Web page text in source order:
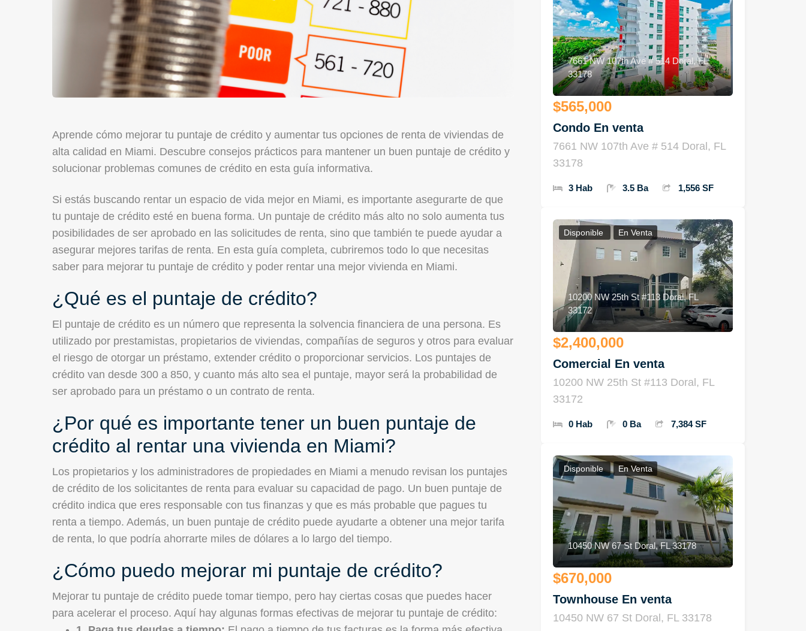
Aprende cómo mejorar tu puntaje de crédito y aumentar tus opciones de renta de viviendas de
alta calidad en Miami. Descubre consejos prácticos para mantener un buen puntaje de crédito y
solucionar problemas comunes de crédito en esta guía informativa.
Si estás buscando rentar un espacio de vida mejor en Miami, es importante asegurarte de que
tu puntaje de crédito esté en buena forma. Un puntaje de crédito más alto no solo aumenta tus
posibilidades de ser aprobado en las solicitudes de renta, sino que también te puede ayudar a
asegurar mejores tarifas de renta. En esta guía completa, cubriremos todo lo que necesitas
saber para mejorar tu puntaje de crédito y poder rentar una mejor vivienda en Miami.
¿Qué es el puntaje de crédito?
El puntaje de crédito es un número que representa la solvencia financiera de una persona. Es
utilizado por prestamistas, propietarios de viviendas, compañías de seguros y otros para evaluar
el riesgo de otorgar un préstamo, extender crédito o proporcionar servicios. Los puntajes de
crédito van desde 300 a 850, y cuanto más alto sea el puntaje, mayor será la probabilidad de
ser aprobado para un préstamo o un contrato de renta.
¿Por qué es importante tener un buen puntaje de
crédito al rentar una vivienda en Miami?
Los propietarios y los administradores de propiedades en Miami a menudo revisan los puntajes
de crédito de los solicitantes de renta para evaluar su capacidad de pago. Un buen puntaje de
crédito indica que eres responsable con tus finanzas y que es más probable que pagues tu
renta a tiempo. Además, un buen puntaje de crédito puede ayudarte a obtener una mejor tarifa
de renta, lo que podría ahorrarte miles de dólares a lo largo del tiempo.
¿Cómo puedo mejorar mi puntaje de crédito?
Mejorar tu puntaje de crédito puede tomar tiempo, pero hay ciertas cosas que puedes hacer
para acelerar el proceso. Aquí hay algunas formas efectivas de mejorar tu puntaje de crédito:
7661 NW 107th Ave # 514 Doral, FL
33178
$565,000
Condo En venta
7661 NW 107th Ave # 514 Doral, FL
33178
3 Hab 3.5 Ba 1,556 SF
Disponible En Venta
10200 NW 25th St #113 Doral, FL
33172
$2,400,000
Comercial En venta
10200 NW 25th St #113 Doral, FL
33172
0 Hab 0 Ba 7,384 SF
Disponible En Venta
10450 NW 67 St Doral, FL 33178
$670,000
Townhouse En venta
10450 NW 67 St Doral, FL 33178